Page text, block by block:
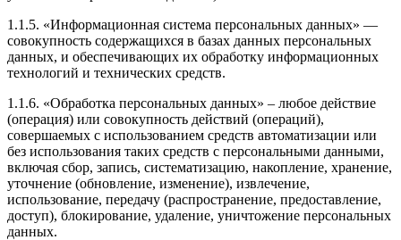
1.1.5. «Информационная система персональных данных» —
совокупность содержащихся в базах данных персональных
данных, и обеспечивающих их обработку информационных
технологий и технических средств.
1.1.6. «Обработка персональных данных» – любое действие
(операция) или совокупность действий (операций),
совершаемых с использованием средств автоматизации или
без использования таких средств с персональными данными,
включая сбор, запись, систематизацию, накопление, хранение,
уточнение (обновление, изменение), извлечение,
использование, передачу (распространение, предоставление,
доступ), блокирование, удаление, уничтожение персональных
данных.